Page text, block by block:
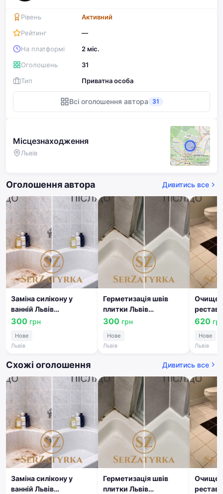
✔ Оновлення зовнішнього вигляду плитки
✔ Реальні фото ДО / ПІСЛЯ
Працюємо у ванних кімнатах, душових, кухнях та інших
приміщеннях.
Рівень
Активний
Рейтинг
—
На платформі
2 міс.
Оголошень
31
Тип
Приватна особа
Всі оголошення автора 31
Місцезнаходження
Львів
Оголошення автора Дивитись все
Заміна силікону у
ванній Львів
SERZATYRKA
300 грн
Нове
Львів
Герметизація швів
плитки Львів
SERZATYRKA
300 грн
Нове
Львів
620
Нове
Львів
Схожі оголошення Дивитись все
Заміна силікону у
ванній Львів
Герметизація швів
плитки Львів